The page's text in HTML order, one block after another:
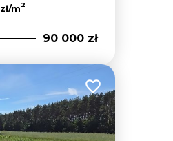
m2
90 000 zł
Dodaj do